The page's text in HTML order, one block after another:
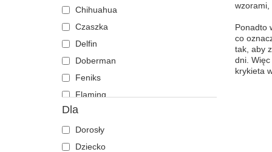
Chihuahua
Czaszka
Delfin
Doberman
Feniks
Flaming
Foka
Gepard
Gołąb
Dla
Dorosły
Dziecko
wzorami,
Ponadto
co
tak, aby
dni.
krykieta